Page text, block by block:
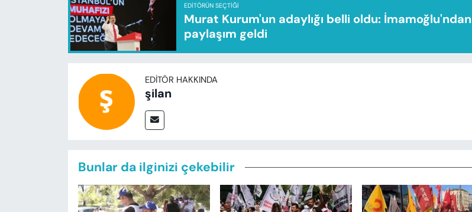
EDITÖRÜN SEÇTIĞI
Murat Kurum'un adaylığı belli oldu: İmamoğlu'ndan
paylaşım geldi
EDITÖR HAKKINDA
şilan
Bunlar da ilginizi çekebilir